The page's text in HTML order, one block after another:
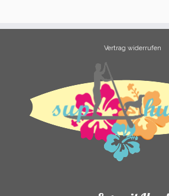
Vertrag widerrufen